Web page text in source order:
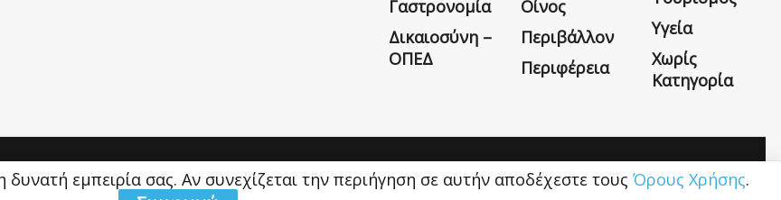
Γαστρονομία
Δικαιοσύνη –
ΟΠΕΔ
Οίνος
Περιβάλλον
Περιφέρεια
Υγεία
Χωρίς
Κατηγορία
Η εταιρεία Όροι Χρήσης Επικοινωνία
εμπειρία σας. Αν συνεχίζεται την περιήγηση σε αυτήν αποδέχεστε τους Όρους Χρήσης.